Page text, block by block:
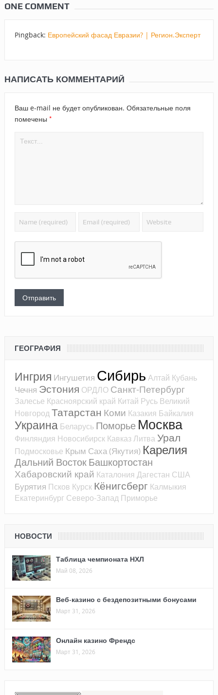
ONE COMMENT
Pingback: Европейский фасад Евразии? | Регион.Эксперт
НАПИСАТЬ КОММЕНТАРИЙ
Ваш e-mail не будет опубликован. Обязательные поля
помечены *
ГЕОГРАФИЯ
Ингрия Ингушетия Сибирь Алтай Кубань
Чечня Эстония ОРДЛО Санкт-Петербург
Залесье Красноярский край Китай Русь Великий
НовгородТатарстан Коми Казакия Байкалия
Украина Беларусь Поморье Москва
Финляндия Новосибирск КавказЛитва Урал
Подмосковье Крым Саха (Якутия) Карелия
Дальний ВостокБашкортостан
Хабаровский край Каталония Дагестан США
Бурятия Псков Курск Кёнигсберг Калмыкия
Екатеринбург Северо-Запад Приморье
НОВОСТИ
Таблица чемпионата НХЛ
Май 08, 2026
Веб-казино с бездепозитными бонусами
Март 31, 2026
Онлайн казино Френдс
Март 31, 2026